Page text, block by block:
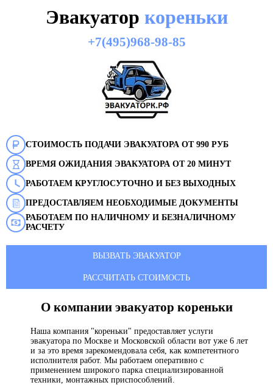
Эвакуатор кореньки
+7(495)968-98-85
СТОИМОСТЬ ПОДАЧИ ЭВАКУАТОРА ОТ 990 РУБ
ВРЕМЯ ОЖИДАНИЯ ЭВАКУАТОРА ОТ 20 МИНУТ
РАБОТАЕМ КРУГЛОСУТОЧНО И БЕЗ ВЫХОДНЫХ
ПРЕДОСТАВЛЯЕМ НЕОБХОДИМЫЕ ДОКУМЕНТЫ
РАБОТАЕМ ПО НАЛИЧНОМУ И БЕЗНАЛИЧНОМУ
РАСЧЕТУ
ВЫЗВАТЬ ЭВАКУАТОР
РАССЧИТАТЬ СТОИМОСТЬ
О компании эвакуатор кореньки
Наша компания "кореньки" предоставляет услуги
эвакуатора по Москве и Московской области вот уже 6 лет
и за это время зарекомендовала себя, как компетентного
исполнителя работ. Мы работаем оперативно с
применением широкого парка специализированной
техники, монтажных приспособлений.